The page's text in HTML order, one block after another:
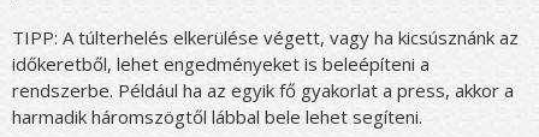
TIPP: A túlterhelés elkerülése végett, vagy ha kicsúsznánk az
időkeretből, lehet engedményeket is beleépíteni a
rendszerbe. Például ha az egyik fő gyakorlat a press, akkor a
harmadik háromszögtől lábbal bele lehet segíteni.